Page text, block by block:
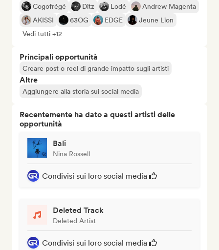
Cogofrégé Ditz Lodé
Andrew Magenta
AKISSI
63OG EDGE
Jeune Lion
Vedi tutti +12
Principali opportunità
Creare post o reel di grande impatto sugli artisti
Altre
Aggiungere alla storia sui social media
Recentemente ha dato a questi artisti delle
opportunità
Bali
Nina Rossell
Condivisi sui loro social media
Deleted Track
Deleted Artist
Condivisi sui loro social media